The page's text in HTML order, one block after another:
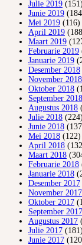
Julie 2019 (151)
Junie 2019
Mei 2019 (116)
April 2019
Maart 2019
Februarie 2019
Januarie 2019
Desember 2018
November 2018
Oktober 2018
September 2018
Augustus 2018
Julie 2018 (224)
Junie 2018
Mei 2018 (122)
April 2018
Maart 2018
Februarie 2018
Januarie 2018
Desember 2017
November 2017
Oktober 2017
September 2017
Augustus 2017
Julie 2017 (181)
Junie 2017